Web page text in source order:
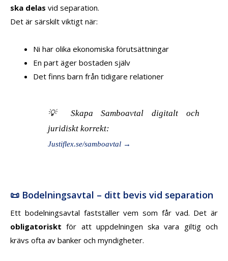
ska delas vid separation.
Det är särskilt viktigt när:
Ni har olika ekonomiska förutsättningar
En part äger bostaden själv
Det finns barn från tidigare relationer
💡 Skapa Samboavtal digitalt och
juridiskt korrekt:
Justiflex.se/samboavtal →
📜 Bodelningsavtal – ditt bevis vid separation
Ett bodelningsavtal fastställer vem som får vad. Det är
obligatoriskt för att uppdelningen ska vara giltig och
krävs ofta av banker och myndigheter.